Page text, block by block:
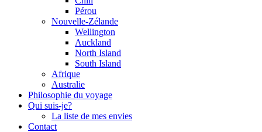
Pérou
Nouvelle-Zélande
Wellington
Auckland
North Island
South Island
Afrique
Australie
Philosophie du voyage
Qui suis-je?
La liste de mes envies
Contact